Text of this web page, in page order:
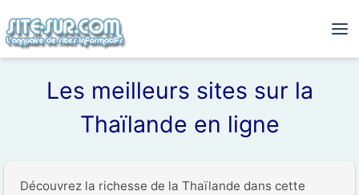
Les meilleurs sites sur la
Thaïlande en ligne
Découvrez la richesse de la Thaïlande dans cette